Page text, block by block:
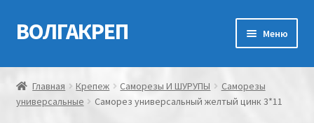
Перейти
к
Перейти
к
ВОЛГАКРЕП Меню
Главная
Контакты
Главная Крепеж Саморезы И ШУРУПЫ
Саморезы
универсальные
Саморез универсальный желтый цинк 3*11